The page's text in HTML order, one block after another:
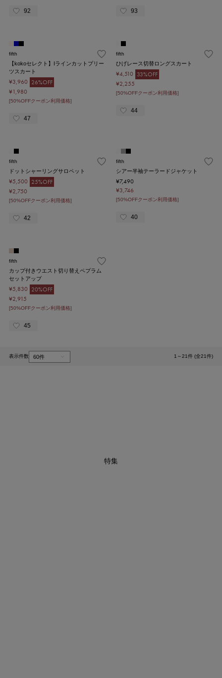
92 93
fifth
【kokoセレクト】Iラインカットプリー
ツスカート
¥3,960 26%OFF
¥1,980
[50%OFFクーポン利用価格]
47
fifth
ひげレース切替ロングスカート
¥4,510 33%OFF
¥2,255
[50%OFFクーポン利用価格]
44
fifth
ドットシャーリングサロペット
¥5,500 25%OFF
¥2,750
[50%OFFクーポン利用価格]
42
fifth
シアー半袖テーラードジャケット
¥7,490
¥3,746
[50%OFFクーポン利用価格]
40
fifth
カップ付きウエスト切り替えペプラム
セットアップ
¥5,830 20%OFF
¥2,915
[50%OFFクーポン利用価格]
45
表示件数 1～21件 (全21件)
特集